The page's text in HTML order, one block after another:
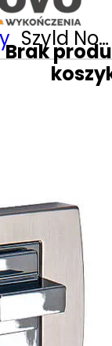
Brak
Szyld Nomet do WC stal szlachetna-chrom połysk T-004-123.G8-G2